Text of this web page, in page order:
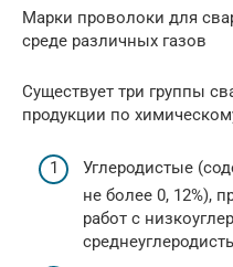
Марки проволоки для
среде различных газов
Существует три группы
продукции по
Углеродистые
не более 0, 12%),
работ с